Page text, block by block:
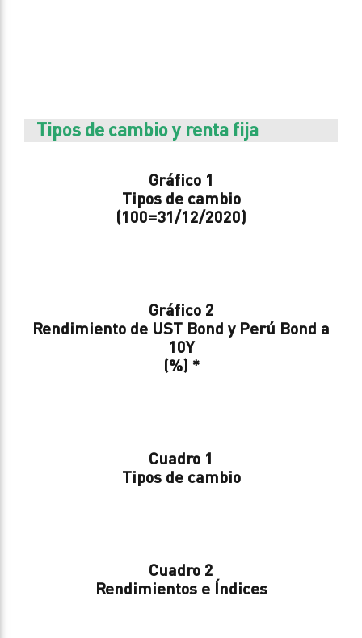
Tipos de cambio y renta fija
Gráfico 1
Tipos de cambio
(100=31/12/2020)
Gráfico 2
Rendimiento de UST Bond y Perú Bond a
10Y
(%) *
Cuadro 1
Tipos de cambio
Cuadro 2
Rendimientos e Índices